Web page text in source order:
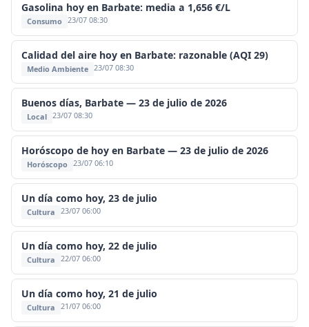
Gasolina hoy en Barbate: media a 1,656 €/L
Consumo 23/07 08:30
Calidad del aire hoy en Barbate: razonable (AQI 29)
Medio Ambiente 23/07 08:30
Buenos días, Barbate — 23 de julio de 2026
Local 23/07 08:30
Horóscopo de hoy en Barbate — 23 de julio de 2026
Horóscopo 23/07 06:10
Un día como hoy, 23 de julio
Cultura 23/07 06:00
Un día como hoy, 22 de julio
Cultura 22/07 06:00
Un día como hoy, 21 de julio
Cultura 21/07 06:00